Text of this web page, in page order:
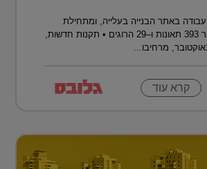
באתר הבנייה בעלייה, ומתחילת
השנה נרשמו כבר 393 תאונות ו–29 הרוגים • תקנות חדשות,
מרחיבו...
קרא עוד